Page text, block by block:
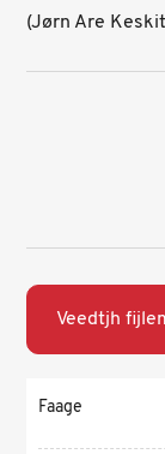
(Jørn Are
Veedtjh
Faage